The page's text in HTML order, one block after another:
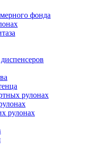
фонда
рулонах
рулонах